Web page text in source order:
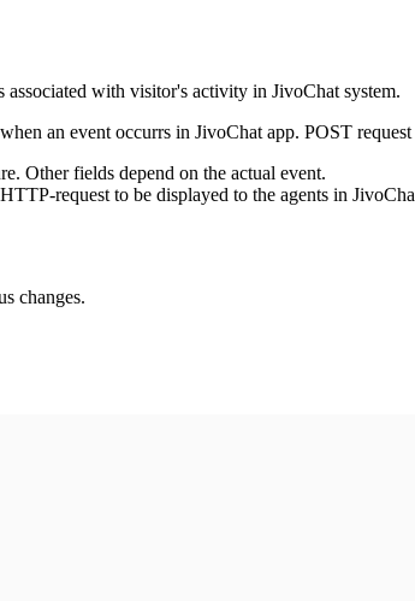
with visitor's activity in JivoChat system.
an event occurrs in JivoChat app. POST
Other fields depend on the actual event.
request to be displayed to the agents in
changes.